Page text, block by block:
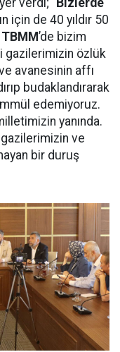
verdi; “Bizlerde
için de 40 yıldır 50
TBMM’de bizim
gazilerimizin özlük
avanesinin affı
budaklandırarak
edemiyoruz.
yanında.
gazilerimizin ve
bir duruş